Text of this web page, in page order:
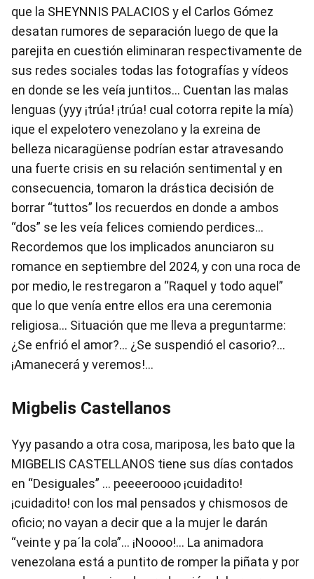
que la SHEYNNIS PALACIOS y el Carlos Gómez
desatan rumores de separación luego de que la
parejita en cuestión eliminaran respectivamente de
sus redes sociales todas las fotografías y vídeos
en donde se les veía juntitos… Cuentan las malas
lenguas (yyy ¡trúa! ¡trúa! cual cotorra repite la mía)
ique el expelotero venezolano y la exreina de
belleza nicaragüense podrían estar atravesando
una fuerte crisis en su relación sentimental y en
consecuencia, tomaron la drástica decisión de
borrar “tuttos” los recuerdos en donde a ambos
“dos” se les veía felices comiendo perdices…
Recordemos que los implicados anunciaron su
romance en septiembre del 2024, y con una roca de
por medio, le restregaron a “Raquel y todo aquel”
que lo que venía entre ellos era una ceremonia
religiosa… Situación que me lleva a preguntarme:
¿Se enfrió el amor?... ¿Se suspendió el casorio?...
¡Amanecerá y veremos!...
Migbelis Castellanos
Yyy pasando a otra cosa, mariposa, les bato que la
MIGBELIS CASTELLANOS tiene sus días contados
en “Desiguales” … peeeeroooo ¡cuidadito!
¡cuidadito! con los mal pensados y chismosos de
oficio; no vayan a decir que a la mujer le darán
“veinte y pa´la cola”… ¡Noooo!... La animadora
venezolana está a puntito de romper la piñata y por